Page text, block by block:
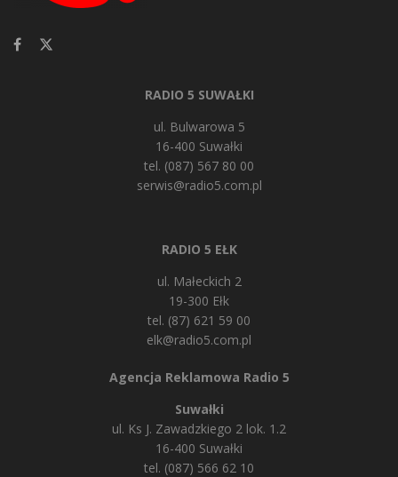
RADIO 5 SUWAŁKI
ul. Bulwarowa 5
16-400 Suwałki
tel. (087) 567 80 00
serwis@radio5.com.pl
RADIO 5 EŁK
ul. Małeckich 2
19-300 Ełk
tel. (87) 621 59 00
elk@radio5.com.pl
Agencja Reklamowa Radio 5
Suwałki
ul. Ks J. Zawadzkiego 2 lok. 1.2
16-400 Suwałki
tel. (087) 566 62 10